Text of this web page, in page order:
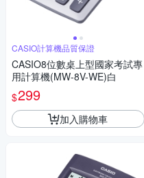
CASIO計算機品質保證
CASIO8位數桌上型國家考試專
用計算機(MW-8V-WE)白
$299
加入購物車